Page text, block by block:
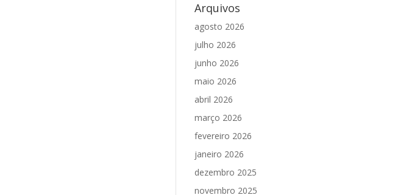
Arquivos
agosto 2026
julho 2026
junho 2026
maio 2026
abril 2026
março 2026
fevereiro 2026
janeiro 2026
dezembro 2025
novembro 2025